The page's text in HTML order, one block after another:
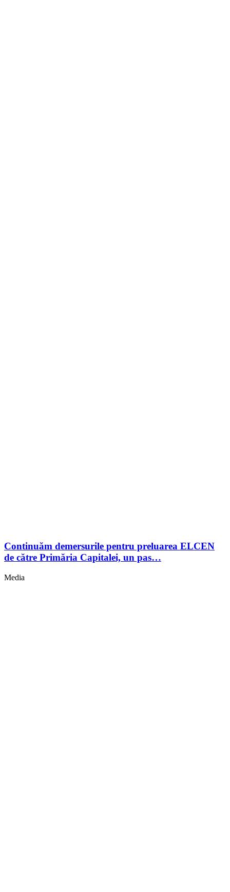
Continuăm demersurile pentru preluarea ELCEN
de către Primăria Capitalei, un pas…
Media